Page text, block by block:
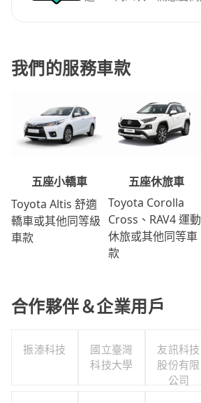
我們的服務車款
五座小轎車
Toyota Altis 舒適
轎車或其他同等級
車款
五座休旅車
Toyota Corolla
Cross、RAV4 運動
休旅或其他同等車
款
合作夥伴＆企業用戶
振溙科技
國立臺灣
科技大學
友訊科技
股份有限
公司